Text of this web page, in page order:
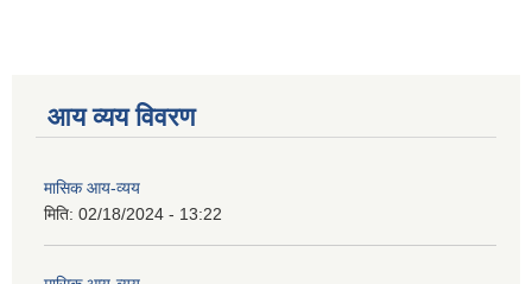
आय व्यय विवरण
मासिक आय-व्यय
मिति: 02/18/2024 - 13:22